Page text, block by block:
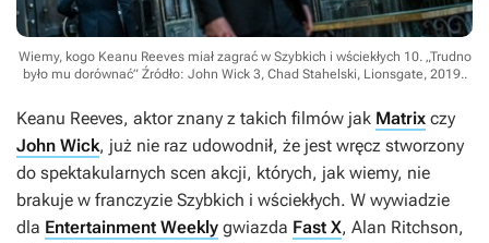
Wiemy, kogo Keanu Reeves miał zagrać w Szybkich i wściekłych 10. „Trudno
było mu dorównać” Źródło: John Wick 3, Chad Stahelski, Lionsgate, 2019..
Keanu Reeves, aktor znany z takich filmów jak Matrix czy
John Wick, już nie raz udowodnił, że jest wręcz stworzony
do spektakularnych scen akcji, których, jak wiemy, nie
brakuje w franczyzie Szybkich i wściekłych. W wywiadzie
dla Entertainment Weekly gwiazda Fast X, Alan Ritchson,